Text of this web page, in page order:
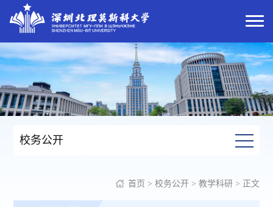
校务公开
首页 > 校务公开> 教学科研> 正文